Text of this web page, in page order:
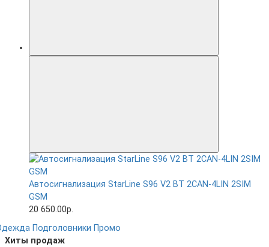
Автосигнализация StarLine S96 V2 BT 2CAN-4LIN 2SIM
GSM
20 650.00р.
Подголовники Промо
Хиты продаж